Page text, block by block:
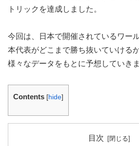
トリックを達成しました。
今回は、日本で開催されているワー
本代表がどこまで勝ち抜いていけるか
様々なデータをもとに予想していきま
Contents [hide]
目次